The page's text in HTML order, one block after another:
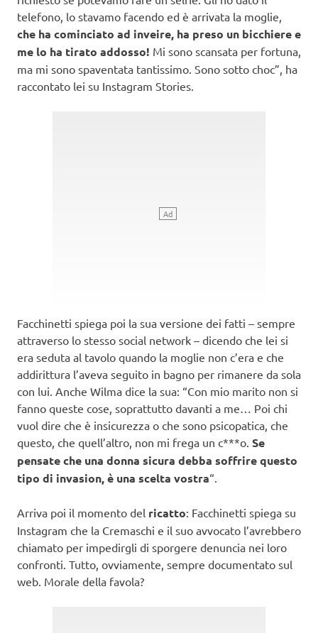
telefono, lo stavamo facendo ed è arrivata la moglie,
che ha cominciato ad inveire, ha preso un bicchiere e
me lo ha tirato addosso! Mi sono scansata per fortuna,
ma mi sono spaventata tantissimo. Sono sotto choc”, ha
raccontato lei su Instagram Stories.
Facchinetti spiega poi la sua versione dei fatti – sempre
attraverso lo stesso social network – dicendo che lei si
era seduta al tavolo quando la moglie non c’era e che
addirittura l’aveva seguito in bagno per rimanere da sola
con lui. Anche Wilma dice la sua: “Con mio marito non si
fanno queste cose, soprattutto davanti a me… Poi chi
vuol dire che è insicurezza o che sono psicopatica, che
questo, che quell’altro, non mi frega un c***o. Se
pensate che una donna sicura debba soffrire questo
tipo di invasion, è una scelta vostra“.
Arriva poi il momento del ricatto: Facchinetti spiega su
Instagram che la Cremaschi e il suo avvocato l’avrebbero
chiamato per impedirgli di sporgere denuncia nei loro
confronti. Tutto, ovviamente, sempre documentato sul
web. Morale della favola?